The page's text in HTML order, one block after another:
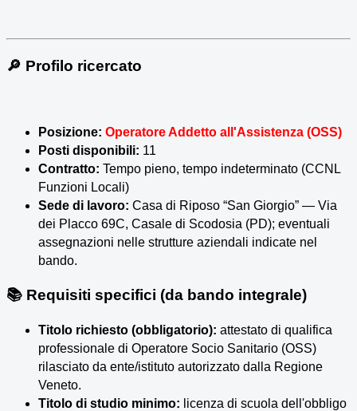
🔎 Profilo ricercato
Posizione: Operatore Addetto all'Assistenza (OSS)
Posti disponibili: 11
Contratto: Tempo pieno, tempo indeterminato (CCNL
Funzioni Locali)
Sede di lavoro: Casa di Riposo “San Giorgio” — Via
dei Placco 69C, Casale di Scodosia (PD); eventuali
assegnazioni nelle strutture aziendali indicate nel
bando.
📚 Requisiti specifici (da bando integrale)
Titolo richiesto (obbligatorio): attestato di qualifica
professionale di Operatore Socio Sanitario (OSS)
rilasciato da ente/istituto autorizzato dalla Regione
Veneto.
Titolo di studio minimo: licenza di scuola dell'obbligo